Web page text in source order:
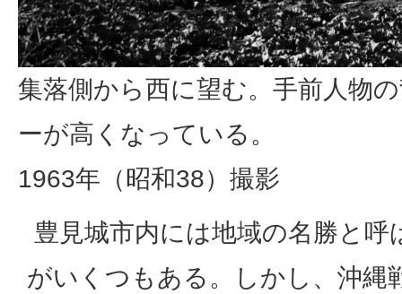
集落側から西に望む。手前人物
ーが高くなっている。
1963年（昭和38）撮影
豊見城市内には地域の名勝と呼
がいくつもある。しかし、沖縄